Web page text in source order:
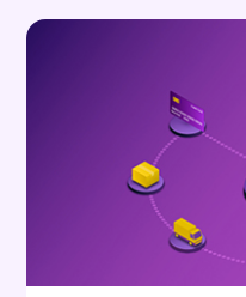
zahrnuté vo
služba Search Console
zlepšiť, ako spoločnosť
Vyhľadávacia konzola